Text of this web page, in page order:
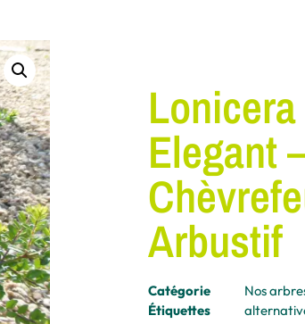
Elegant
Arbustif
Catégorie
Nos
Étiquettes